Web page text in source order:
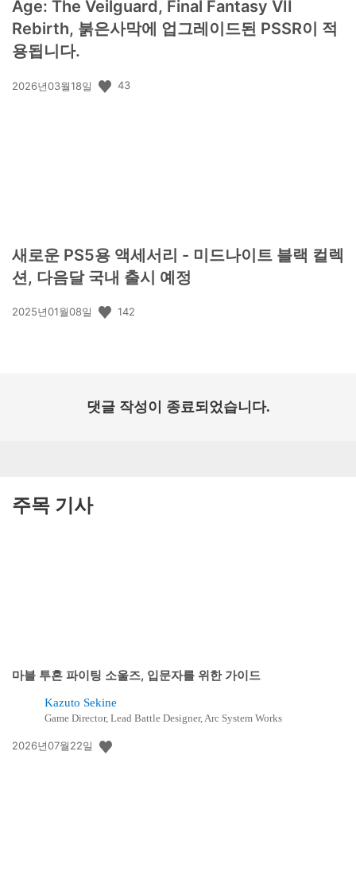
Age: The Veilguard, Final Fantasy VII
Rebirth, 붉은사막에 업그레이드된 PSSR이 적
용됩니다.
공
2026년03월18일 43
새로운 PS5용 액세서리 - 미드나이트 블랙 컬렉
션, 다음달 국내 출시 예정
공
2025년01월08일 142
댓글 작성이 종료되었습니다.
주목 기사
마블 투혼 파이팅 소울즈, 입문자를 위한 가이드
Kazuto Sekine
Game Director, Lead Battle Designer, Arc System Works
공
2026년07월22일